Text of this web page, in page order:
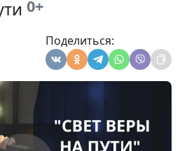
0+
Поделиться:
Юрий Щербатых
Юрий Щербатых #1935
Юрий Щербатых #1934
Юрий Щербатых #1933